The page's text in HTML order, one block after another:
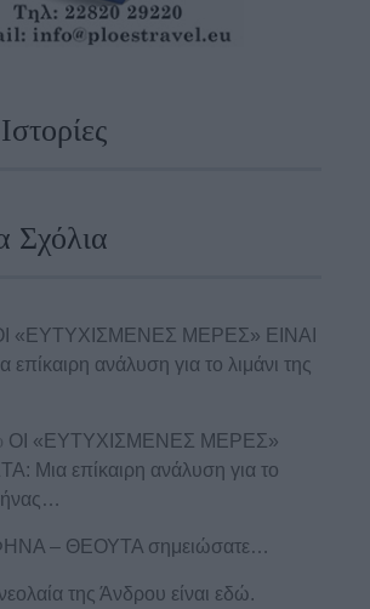
Σχόλια
«ΕΥΤΥΧΙΣΜΕΝΕΣ ΜΕΡΕΣ» ΕΙΝΑΙ
ανάλυση για το λιμάνι της
ΟΙ «ΕΥΤΥΧΙΣΜΕΝΕΣ ΜΕΡΕΣ»
Μια επίκαιρη ανάλυση για το
– ΘΕΟΥΤΑ σημειώσατε…
της Άνδρου είναι εδώ.